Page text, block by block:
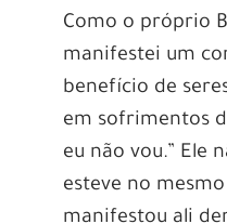
Como o próprio
manifestei um
benefício de
em sofrimentos
eu não vou.” Ele
esteve no
manifestou ali